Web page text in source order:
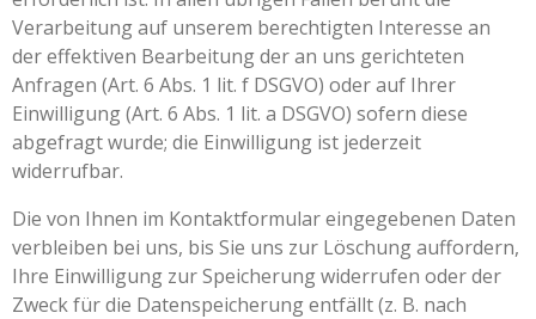
Verarbeitung auf unserem berechtigten Interesse an
der effektiven Bearbeitung der an uns gerichteten
Anfragen (Art. 6 Abs. 1 lit. f DSGVO) oder auf Ihrer
Einwilligung (Art. 6 Abs. 1 lit. a DSGVO) sofern diese
abgefragt wurde; die Einwilligung ist jederzeit
widerrufbar.
Die von Ihnen im Kontaktformular eingegebenen Daten
verbleiben bei uns, bis Sie uns zur Löschung auffordern,
Ihre Einwilligung zur Speicherung widerrufen oder der
Zweck für die Datenspeicherung entfällt (z. B. nach